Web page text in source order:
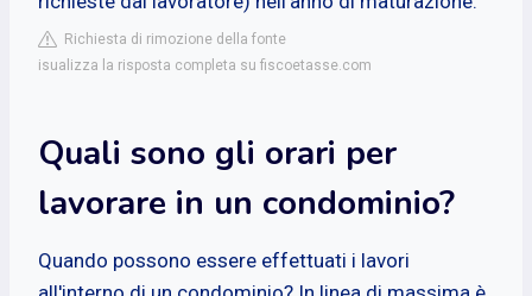
Richiesta di rimozione della fonte
isualizza la risposta completa su fiscoetasse.com
Quali sono gli orari per
lavorare in un condominio?
Quando possono essere effettuati i lavori